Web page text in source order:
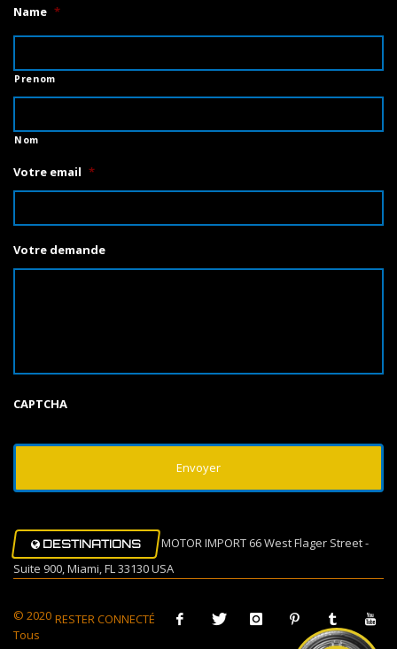
Name *
Prenom
Nom
Votre email *
Votre demande
CAPTCHA
DESTINATIONS
MOTOR IMPORT 66 West Flager Street -
Suite 900, Miami, FL 33130 USA
RESTER CONNECTÉ
© 2020
Tous